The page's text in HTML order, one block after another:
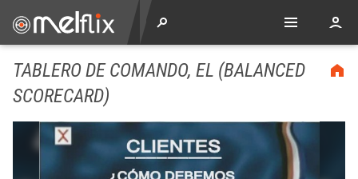
TABLERO DE COMANDO, EL (BALANCED
SCORECARD)